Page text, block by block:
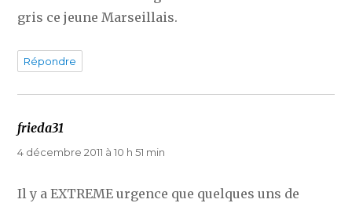
gris ce jeune Marseillais.
Répondre
frieda31
4 décembre 2011 à 10 h 51 min
Il y a EXTREME urgence que quelques uns de